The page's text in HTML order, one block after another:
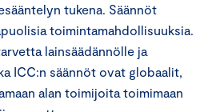
tukena. Säännöt
toimintamahdollisuuksia.
lainsäädännölle ja
ICC:n säännöt ovat globaalit,
alan toimijoita toimimaan